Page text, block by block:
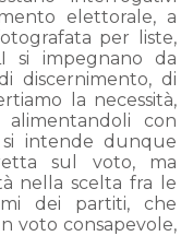
elettorale, a
per liste,
si impegnano da
discernimento, di
la necessità,
alimentandoli con
intende dunque
sul voto, ma
nella scelta fra le
dei partiti, che
voto consapevole,